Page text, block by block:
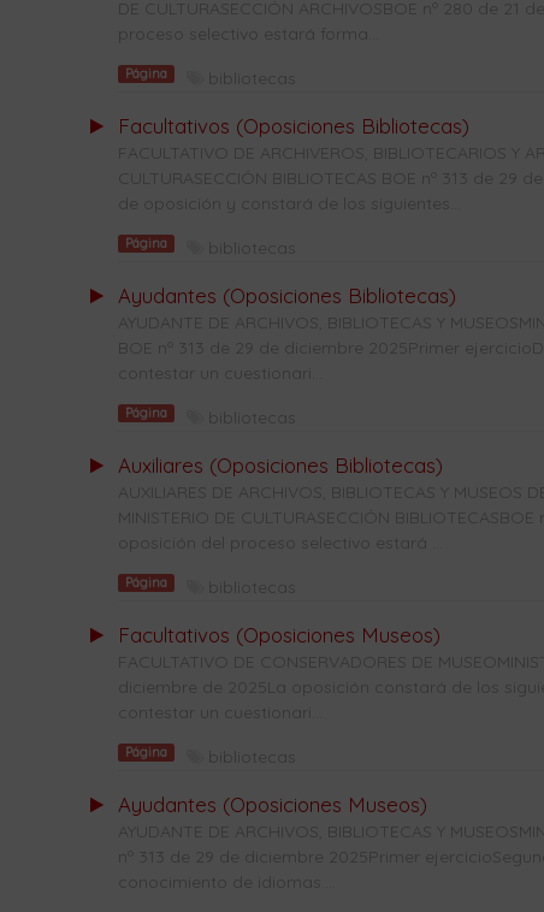
DE CULTURASECCIÓN ARCHIVOSBOE nº 280 de
proceso selectivo estará forma...
Página bibliotecas
Facultativos (Oposiciones Bibliotecas)
FACULTATIVO DE ARCHIVEROS, BIBLIOTECARIOS Y
CULTURASECCIÓN BIBLIOTECAS BOE nº 313 de
de oposición y constará de los siguientes...
Página bibliotecas
Ayudantes (Oposiciones Bibliotecas)
AYUDANTE DE ARCHIVOS, BIBLIOTECAS Y
BOE nº 313 de 29 de diciembre 2025Primer
contestar un cuestionari...
Página bibliotecas
Auxiliares (Oposiciones Bibliotecas)
AUXILIARES DE ARCHIVOS, BIBLIOTECAS Y MUSEOS
MINISTERIO DE CULTURASECCIÓN
oposición del proceso selectivo estará ...
Página bibliotecas
Facultativos (Oposiciones Museos)
FACULTATIVO DE CONSERVADORES DE
diciembre de 2025La oposición constará de los
contestar un cuestionari...
Página bibliotecas
Ayudantes (Oposiciones Museos)
AYUDANTE DE ARCHIVOS, BIBLIOTECAS Y
nº 313 de 29 de diciembre 2025Primer
conocimiento de idiomas....